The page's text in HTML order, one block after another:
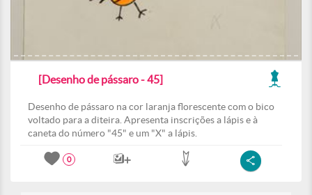
[Desenho de pássaro - 45]
Desenho de pássaro na cor laranja florescente com o bico
voltado para a diteira. Apresenta inscrições a lápis e à
caneta do número "45" e um "X" a lápis.
0